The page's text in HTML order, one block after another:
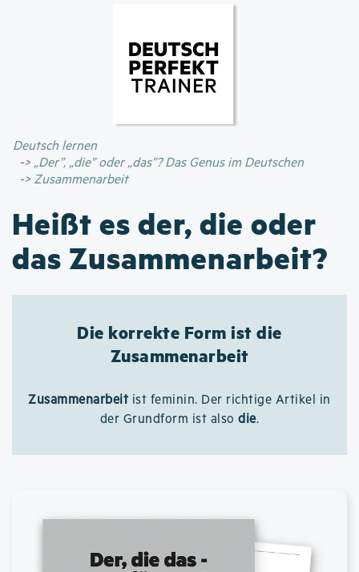
Inhalt
Deutsch lernen
„Der”, „die” oder „das”? Das Genus im Deutschen
Zusammenarbeit
Heißt es der, die oder
das Zusammenarbeit?
Die korrekte Form ist die
Zusammenarbeit
Zusammenarbeit ist feminin. Der richtige Artikel in
der Grundform ist alsodie.